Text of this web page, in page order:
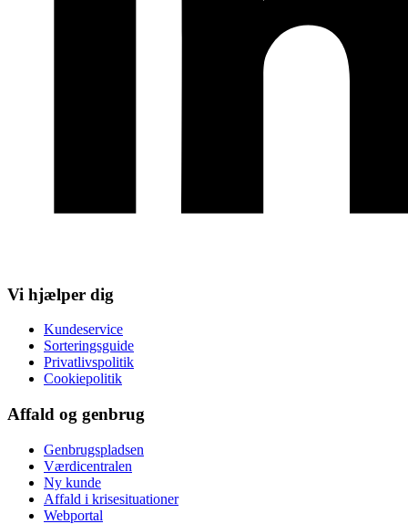
Vi hjælper dig
Kundeservice
Sorteringsguide
Privatlivspolitik
Cookiepolitik
Affald og genbrug
Genbrugspladsen
Værdicentralen
Ny kunde
Affald i krisesituationer
Webportal